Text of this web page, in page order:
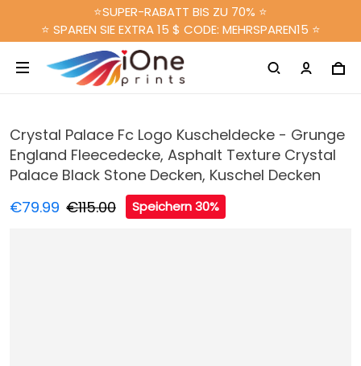
⭐SUPER-RABATT BIS ZU 70% ⭐
⭐ SPAREN SIE EXTRA 15 $ CODE: MEHRSPAREN15 ⭐
Crystal Palace Fc Logo Kuscheldecke - Grunge
England Fleecedecke, Asphalt Texture Crystal
Palace Black Stone Decken, Kuschel Decken
€79.99 €115.00 Speichern 30%